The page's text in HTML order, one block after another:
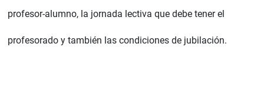
profesor-alumno, la jornada lectiva que debe tener el
profesorado y también las condiciones de jubilación.